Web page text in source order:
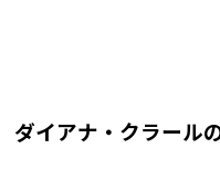
ダイアナ・クラール